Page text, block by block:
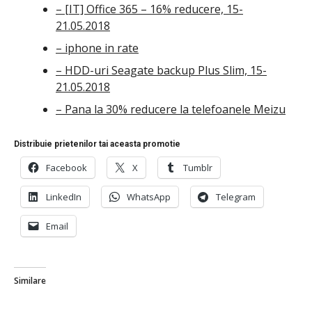
– [IT] Office 365 – 16% reducere, 15-
21.05.2018
– iphone in rate
– HDD-uri Seagate backup Plus Slim, 15-
21.05.2018
– Pana la 30% reducere la telefoanele Meizu
Distribuie prietenilor tai aceasta promotie
Facebook X Tumblr
LinkedIn WhatsApp Telegram
Email
Similare